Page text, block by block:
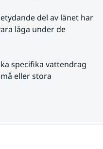
del av länet har
låga under de
specifika vattendrag
eller stora
webbplats.